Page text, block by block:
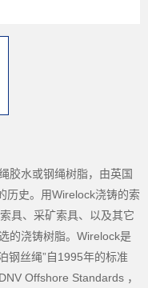
胶水或钢绳树脂，由英国
历史。用Wirelock浇铸的索
具、采矿索具、以及其它
的浇铸树脂。Wirelock是
钢丝绳”自1995年的标准
Offshore Standards ，